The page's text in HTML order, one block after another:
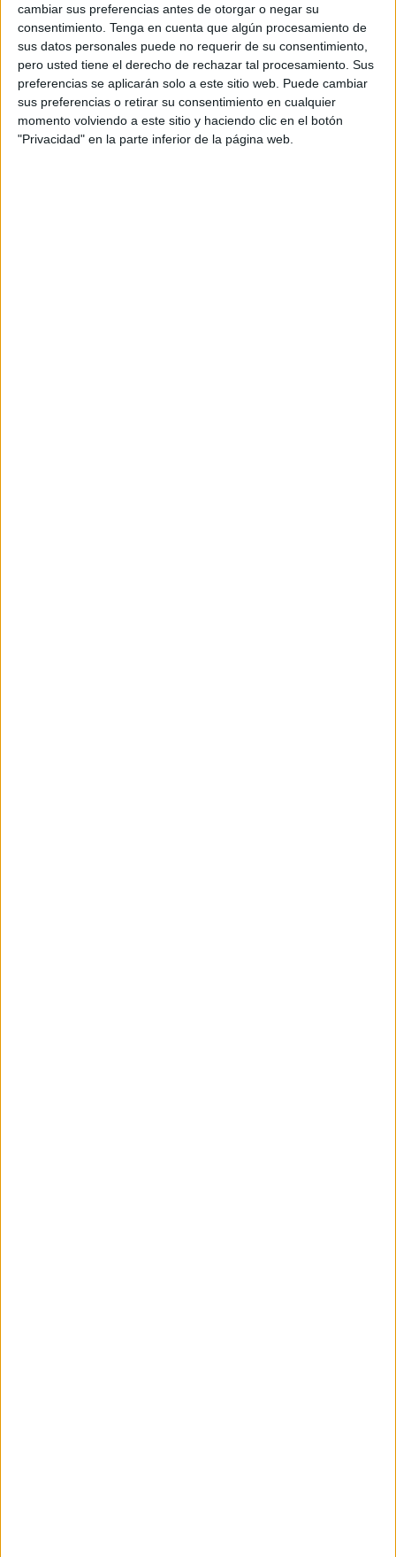
cambiar sus preferencias antes de otorgar o negar su
consentimiento. Tenga en cuenta que algún procesamiento de
sus datos personales puede no requerir de su consentimiento,
pero usted tiene el derecho de rechazar tal procesamiento. Sus
preferencias se aplicarán solo a este sitio web. Puede cambiar
sus preferencias o retirar su consentimiento en cualquier
momento volviendo a este sitio y haciendo clic en el botón
"Privacidad" en la parte inferior de la página web.